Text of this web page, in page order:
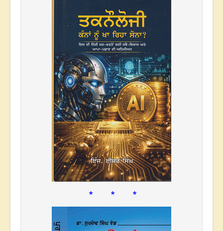
* * *